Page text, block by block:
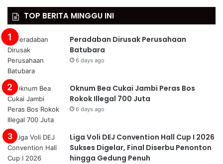
TOP BERITA MINGGU INI
Peradaban Dirusak Perusahaan
Batubara
6 days ago
Oknum Bea Cukai Jambi Peras Bos
Rokok Illegal 700 Juta
6 days ago
Liga Voli DEJ Convention Hall Cup I 2026
Sukses Digelar, Final Diserbu Penonton
hingga Gedung Penuh